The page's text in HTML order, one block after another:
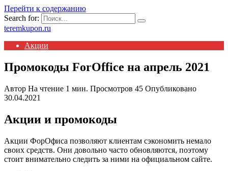
Перейти к содержанию
Search for:
teremkupon.ru
Акции
Промокоды ForOffice на апрель 2021
Автор На чтение 1 мин. Просмотров 45 Опубликовано
30.04.2021
Акции и промокоды
Акции ФорОфиса позволяют клиентам сэкономить немало
своих средств. Они довольно часто обновляются, поэтому
стоит внимательно следить за ними на официальном сайте.